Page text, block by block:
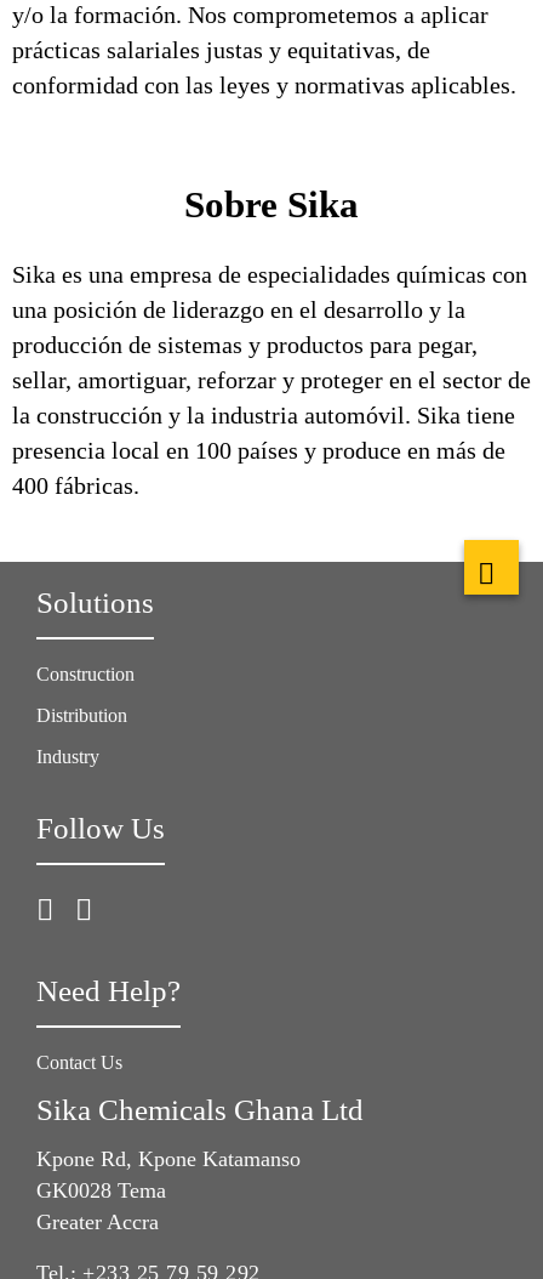
y/o la formación. Nos comprometemos a aplicar
prácticas salariales justas y equitativas, de
conformidad con las leyes y normativas aplicables.
Sobre Sika
Sika es una empresa de especialidades químicas con
una posición de liderazgo en el desarrollo y la
producción de sistemas y productos para pegar,
sellar, amortiguar, reforzar y proteger en el sector de
la construcción y la industria automóvil. Sika tiene
presencia local en 100 países y produce en más de
400 fábricas.
Solutions
Construction
Distribution
Industry
Follow Us
Need Help?
Contact Us
Sika Chemicals Ghana Ltd
Kpone Rd, Kpone Katamanso
GK0028 Tema
Greater Accra
Tel.: +233 25 79 59 292